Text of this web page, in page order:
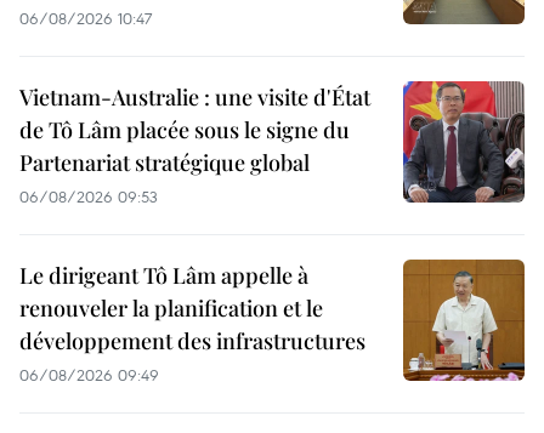
06/08/2026 10:47
Vietnam-Australie : une visite d'État
de Tô Lâm placée sous le signe du
Partenariat stratégique global
06/08/2026 09:53
Le dirigeant Tô Lâm appelle à
renouveler la planification et le
développement des infrastructures
06/08/2026 09:49